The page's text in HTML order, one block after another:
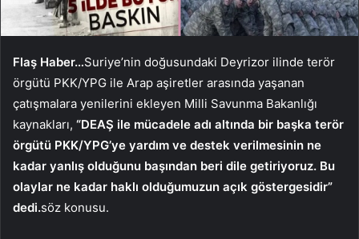
Flaş Haber…Suriye’nin doğusundaki Deyrizor ilinde terör
örgütü PKK/YPG ile Arap aşiretler arasında yaşanan
çatışmalara yenilerini ekleyen Milli Savunma Bakanlığı
kaynakları, “DEAŞ ile mücadele adı altında bir başka terör
örgütü PKK/YPG’ye yardım ve destek verilmesinin ne
kadar yanlış olduğunu başından beri dile getiriyoruz. Bu
olaylar ne kadar haklı olduğumuzun açık göstergesidir”
dedi.söz konusu.